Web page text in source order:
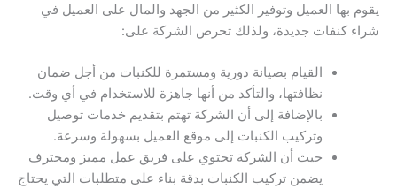
يقوم بها العميل وتوفير الكثير من الجهد والمال على العميل في
شراء كنفات جديدة، ولذلك تحرص الشركة على:
القيام بصيانة دورية ومستمرة للكنبات من أجل ضمان
نظافتها، والتأكد من أنها جاهزة للاستخدام في أي وقت.
بالإضافة إلى أن الشركة تهتم بتقديم خدمات توصيل
وتركيب الكنبات إلى موقع العميل بسهولة وسرعة.
حيث أن الشركة تحتوي على فريق عمل مميز ومحترف
يضمن تركيب الكنبات بدقة بناء على متطلبات التي يحتاج